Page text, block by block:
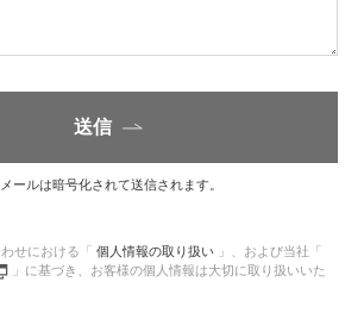
送信
ールは暗号化されて送信されます。
せにおける「個人情報の取り扱い 」、 および当社「
」に基づき、 お客様の個人情報は大切に取り扱いいた